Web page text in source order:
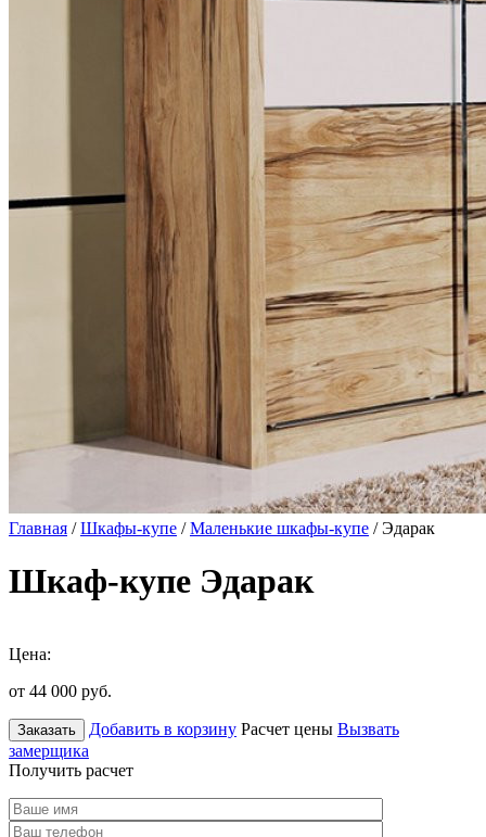
Главная /Шкафы-купе /Маленькие шкафы-купе / Эдарак
Шкаф-купе Эдарак
Цена:
от 44 000 руб.
Заказать Добавить в корзину Расчет цены Вызвать
замерщика
Получить расчет